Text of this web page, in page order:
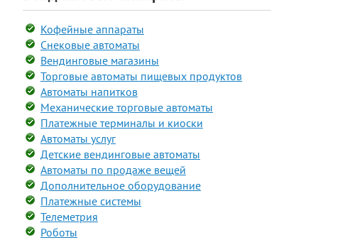
Кофейные аппараты
Снековые автоматы
Вендинговые магазины
Торговые автоматы пищевых продуктов
Автоматы напитков
Механические торговые автоматы
Платежные терминалы и киоски
Автоматы услуг
Детские вендинговые автоматы
Автоматы по продаже вещей
Дополнительное оборудование
Платежные системы
Телеметрия
Роботы